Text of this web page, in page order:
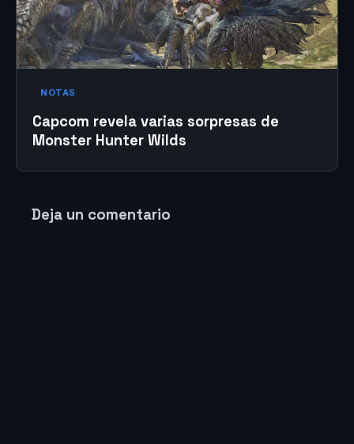
NOTAS
Capcom revela varias sorpresas de
Monster Hunter Wilds
Deja un comentario